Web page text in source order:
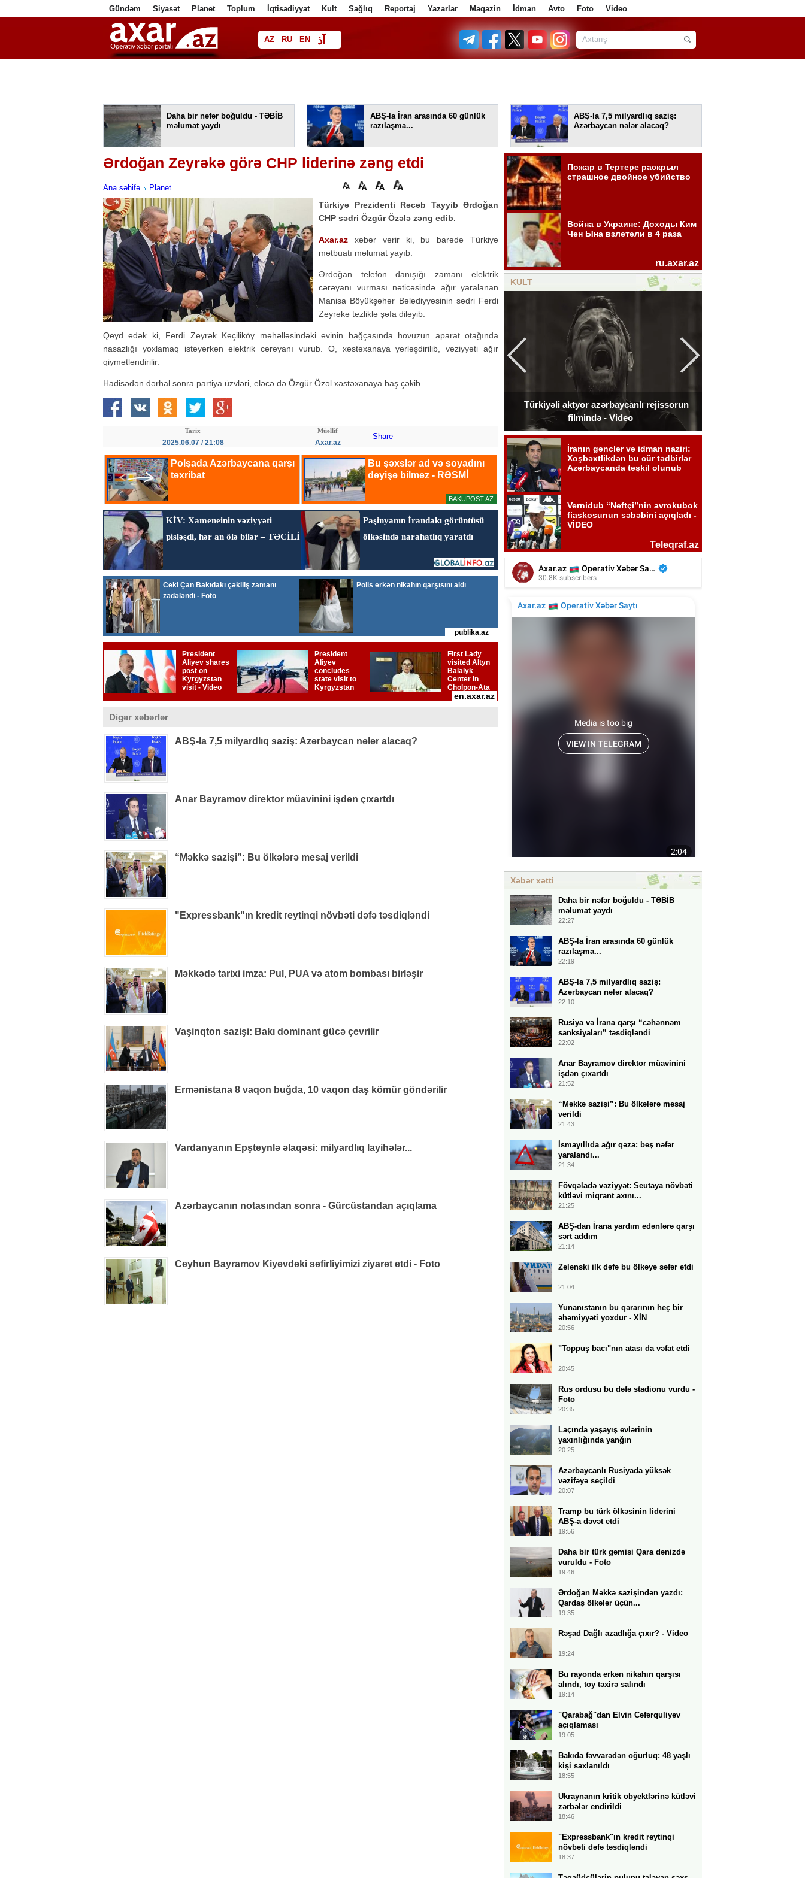
Gündəm Siyasət Planet Toplum İqtisadiyyat Kult Sağlıq Reportaj Yazarlar Maqazin İdman Avto Foto Video
AZ RU EN آذ
فا
Daha bir nəfər boğuldu - TƏBİB
məlumat yaydı
ABŞ-la İran arasında 60 günlük
razılaşma...
ABŞ-la 7,5 milyardlıq saziş:
Azərbaycan nələr alacaq?
Ərdoğan Zeyrəkə görə CHP liderinə zəng etdi
Ana səhifə Planet
Türkiyə Prezidenti Rəcəb Tayyib Ərdoğan
CHP sədri Özgür Özələ zəng edib.
Axar.az xəbər verir ki, bu barədə Türkiyə
mətbuatı məlumat yayıb.
Ərdoğan telefon danışığı zamanı elektrik
cərəyanı vurması nəticəsində ağır yaralanan
Manisa Böyükşəhər Bələdiyyəsinin sədri Ferdi
Zeyrəkə tezliklə şəfa diləyib.
Qeyd edək ki, Ferdi Zeyrək Keçiliköy məhəlləsindəki evinin bağçasında hovuzun aparat otağında
nasazlığı yoxlamaq istəyərkən elektrik cərəyanı vurub. O, xəstəxanaya yerləşdirilib, vəziyyəti ağır
qiymətləndirilir.
Hadisədən dərhal sonra partiya üzvləri, eləcə də Özgür Özəl xəstəxanaya baş çəkib.
Tarix
2025.06.07 / 21:08
Müəllif
Axar.az
Share
Digər xəbərlər
ABŞ-la 7,5 milyardlıq saziş: Azərbaycan nələr alacaq?
Anar Bayramov direktor müavinini işdən çıxartdı
“Məkkə sazişi”: Bu ölkələrə mesaj verildi
"Expressbank"ın kredit reytinqi növbəti dəfə təsdiqləndi
Məkkədə tarixi imza: Pul, PUA və atom bombası birləşir
Vaşinqton sazişi: Bakı dominant gücə çevrilir
Ermənistana 8 vaqon buğda, 10 vaqon daş kömür göndərilir
Vardanyanın Epşteynlə əlaqəsi: milyardlıq layihələr...
Azərbaycanın notasından sonra - Gürcüstandan açıqlama
Ceyhun Bayramov Kiyevdəki səfirliyimizi ziyarət etdi - Foto
KULT
Türkiyəli aktyor azərbaycanlı rejissorun
filmində - Video
Tanınmış aşığın nəvəsi faciəvi şəkildə öldü
Türkiyəli aktyor azərbaycanlı rejissorun
Xəbər xətti
Daha bir nəfər boğuldu - TƏBİB
məlumat yaydı
22:27
ABŞ-la İran arasında 60 günlük
razılaşma...
22:19
ABŞ-la 7,5 milyardlıq saziş:
Azərbaycan nələr alacaq?
22:10
Rusiya və İrana qarşı “cəhənnəm
sanksiyaları” təsdiqləndi
22:02
Anar Bayramov direktor müavinini
işdən çıxartdı
21:52
“Məkkə sazişi”: Bu ölkələrə mesaj
verildi
21:43
İsmayıllıda ağır qəza: beş nəfər
yaralandı...
21:34
Fövqəladə vəziyyət: Seutaya növbəti
kütləvi miqrant axını...
21:25
ABŞ-dan İrana yardım edənlərə qarşı
sərt addım
21:14
Zelenski ilk dəfə bu ölkəyə səfər etdi
21:04
Yunanıstanın bu qərarının heç bir
əhəmiyyəti yoxdur - XİN
20:56
"Toppuş bacı"nın atası da vəfat etdi
20:45
Rus ordusu bu dəfə stadionu vurdu -
Foto
20:35
Laçında yaşayış evlərinin
yaxınlığında yanğın
20:25
Azərbaycanlı Rusiyada yüksək
vəzifəyə seçildi
20:07
Tramp bu türk ölkəsinin liderini
ABŞ-a dəvət etdi
19:56
Daha bir türk gəmisi Qara dənizdə
vuruldu - Foto
19:46
Ərdoğan Məkkə sazişindən yazdı:
Qardaş ölkələr üçün...
19:35
Rəşad Dağlı azadlığa çıxır? - Video
19:24
Bu rayonda erkən nikahın qarşısı
alındı, toy təxirə salındı
19:14
"Qarabağ"dan Elvin Cəfərquliyev
açıqlaması
19:05
Bakıda fəvvarədən oğurluq: 48 yaşlı
kişi saxlanıldı
18:55
Ukraynanın kritik obyektlərinə kütləvi
zərbələr endirildi
18:46
"Expressbank"ın kredit reytinqi
növbəti dəfə təsdiqləndi
18:37